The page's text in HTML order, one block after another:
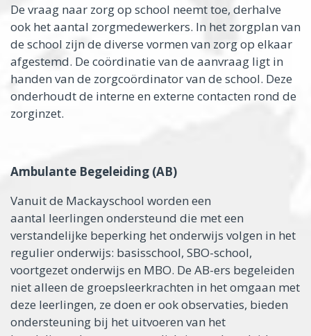
De vraag naar zorg op school neemt toe, derhalve
ook het aantal zorgmedewerkers. In het zorgplan van
de school zijn de diverse vormen van zorg op elkaar
afgestemd. De coördinatie van de aanvraag ligt in
handen van de zorgcoördinator van de school. Deze
onderhoudt de interne en externe contacten rond de
zorginzet.
Ambulante Begeleiding (AB)
Vanuit de Mackayschool worden een
aantal leerlingen ondersteund die met een
verstandelijke beperking het onderwijs volgen in het
regulier onderwijs: basisschool, SBO-school,
voortgezet onderwijs en MBO. De AB-ers begeleiden
niet alleen de groepsleerkrachten in het omgaan met
deze leerlingen, ze doen er ook observaties, bieden
ondersteuning bij het uitvoeren van het